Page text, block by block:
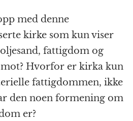
med denne
kirke som kun viser
fattigdom og
Hvorfor er kirka kun
fattigdommen, ikke
den noen formening om
er?